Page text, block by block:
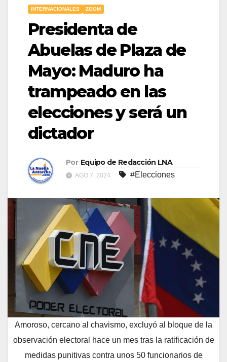
INTERNACIONALES ZOOM
Presidenta de
Abuelas de Plaza de
Mayo: Maduro ha
trampeado en las
elecciones y será un
dictador
Por Equipo de Redacción LNA
AGO 7, 2024 #Elecciones
Amoroso, cercano al chavismo, excluyó al bloque de la
observación electoral hace un mes tras la ratificación de
medidas punitivas contra unos 50 funcionarios de